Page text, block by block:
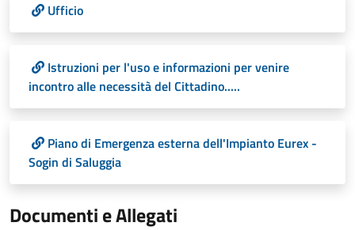
Ufficio
Istruzioni per l'uso e informazioni per venire
incontro alle necessità del Cittadino.....
Piano di Emergenza esterna dell'Impianto Eurex -
Sogin di Saluggia
Documenti e Allegati